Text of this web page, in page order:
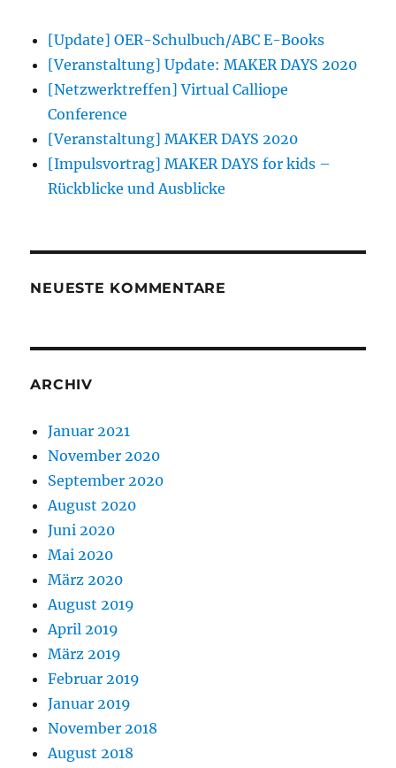
[Update] OER-Schulbuch/ABC E-Books
[Veranstaltung] Update: MAKER DAYS 2020
[Netzwerktreffen] Virtual Calliope
Conference
[Veranstaltung] MAKER DAYS 2020
[Impulsvortrag] MAKER DAYS for kids –
Rückblicke und Ausblicke
NEUESTE KOMMENTARE
ARCHIV
Januar 2021
November 2020
September 2020
August 2020
Juni 2020
Mai 2020
März 2020
August 2019
April 2019
März 2019
Februar 2019
Januar 2019
November 2018
August 2018